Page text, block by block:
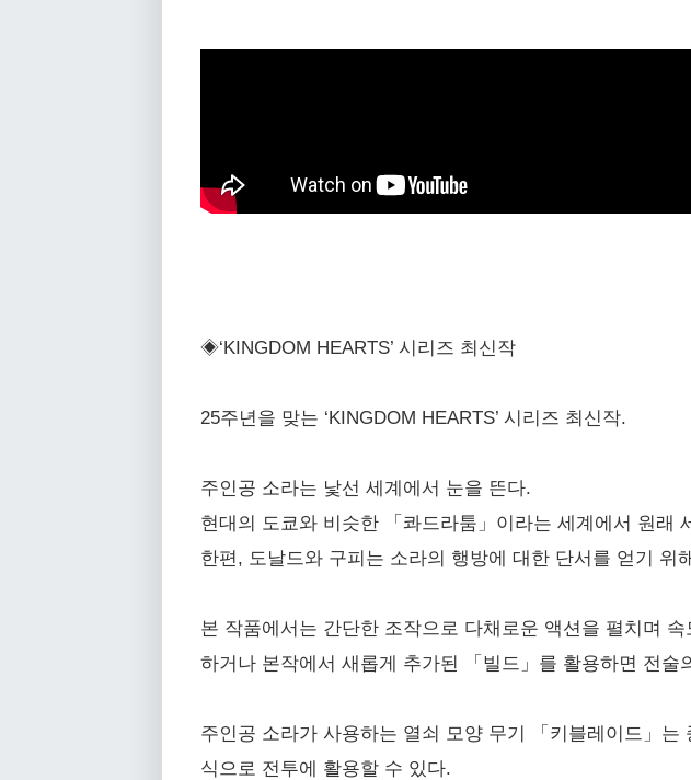
◈‘KINGDOM HEARTS’ 시리즈 최신작
25주년을 맞는 ‘KINGDOM HEARTS’ 시리즈 최신작.
주인공 소라는 낯선 세계에서 눈을 뜬다.
현대의 도쿄와 비슷한 「콰드라툼」이라는 세계에서 원래
한편, 도날드와 구피는 소라의 행방에 대한 단서를 얻기 위
본 작품에서는 간단한 조작으로 다채로운 액션을 펼치며
하거나 본작에서 새롭게 추가된 「빌드」를 활용하면 전술
주인공 소라가 사용하는 열쇠 모양 무기 「키블레이드」
식으로 전투에 활용할 수 있다.